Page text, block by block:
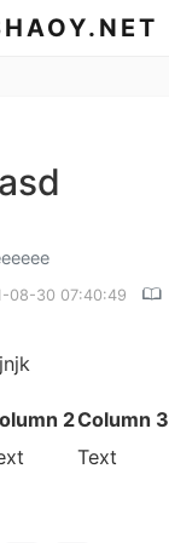
08-30 07:40:49
2Column 3
Text